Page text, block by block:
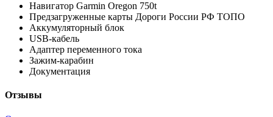
Навигатор Garmin Oregon 750t
Предзагруженные карты Дороги России РФ ТОПО
Аккумуляторный блок
USB-кабель
Адаптер переменного тока
Зажим-карабин
Документация
Отзывы